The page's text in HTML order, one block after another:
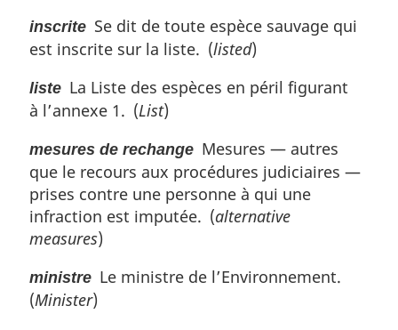
inscrite Se dit de toute espèce sauvage qui
est inscrite sur la liste. (listed)
liste La Liste des espèces en péril figurant
à l’annexe 1. (List)
mesures de rechange Mesures — autres
que le recours aux procédures judiciaires —
prises contre une personne à qui une
infraction est imputée. (alternative
measures)
ministre Le ministre de l’Environnement.
(Minister)